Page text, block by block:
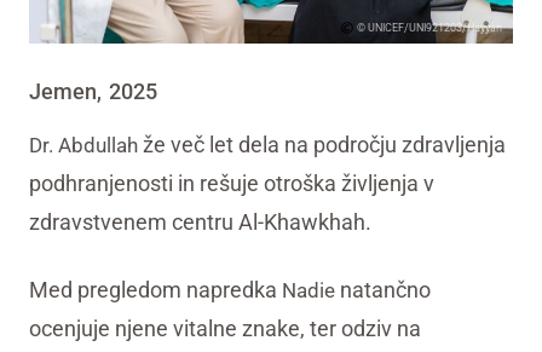
© UNICEF/UNI921203/Hayyan
Jemen, 2025
Dr. Abdullah že več let dela na področju zdravljenja
podhranjenosti in rešuje otroška življenja v
zdravstvenem centru Al-Khawkhah.
Med pregledom napredka Nadie natančno
ocenjuje njene vitalne znake, ter odziv na